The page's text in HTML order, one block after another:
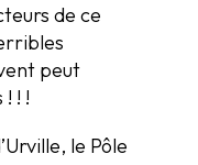
de ce
peut
! !
le Pôle